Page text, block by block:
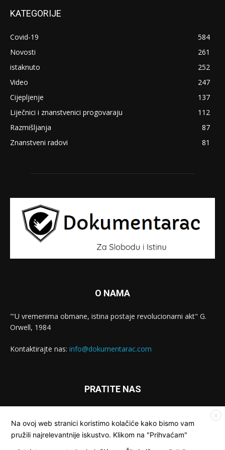
KATEGORIJE
Covid-19
584
Novosti
261
istaknuto
252
Video
247
Cijepljenje
137
Liječnici i znanstvenici progovaraju
112
Razmišljanja
87
Znanstveni radovi
81
O NAMA
"'U vremenima obmane, istina postaje revolucionarni akt" G.
Orwell, 1984
Kontaktirajte nas: info@dokumentarac.com
PRATITE NAS
X
Na ovoj web stranici koristimo kolačiće kako bismo vam
pružili najrelevantnije iskustvo. Klikom na "Prihvaćam"